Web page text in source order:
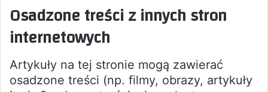
Osadzone treści z innych stron
internetowych
Artykuły na tej stronie mogą zawierać
osadzone treści (np. filmy, obrazy, artykuły